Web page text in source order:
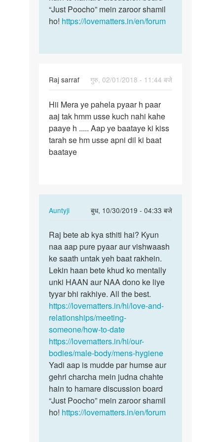
“Just Poocho” mein zaroor shamil
ho! https://lovematters.in/en/forum
Raj sarraf
गुरु, 02/01/2018 - 11:44 बजे
Hii…
Hii Mera ye pahela pyaar h paar
aaj tak hmm usse kuch nahi kahe
paaye h ..... Aap ye baataye ki kiss
tarah se hm usse apni dil ki baat
baataye
Auntyji
बुध, 10/30/2019 - 04:33 बजे
In
to
Hii…
by
Raj
sarraf
Raj
bete
ab
kya
sthiti
hai?…
Raj bete ab kya sthiti hai? Kyun
naa aap pure pyaar aur vishwaash
ke saath untak yeh baat rakhein.
Lekin haan bete khud ko mentally
unki HAAN aur NAA dono ke liye
tyyar bhi rakhiye. All the best.
https://lovematters.in/hi/love-and-
relationships/meeting-
someone/how-to-date
https://lovematters.in/hi/our-
bodies/male-body/mens-hygiene
Yadi aap is mudde par humse aur
gehri charcha mein judna chahte
hain to hamare discussion board
“Just Poocho” mein zaroor shamil
ho! https://lovematters.in/en/forum